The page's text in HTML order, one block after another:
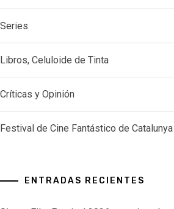
Series
Libros, Celuloide de Tinta
Críticas y Opinión
Festival de Cine Fantástico de Catalunya
ENTRADAS RECIENTES